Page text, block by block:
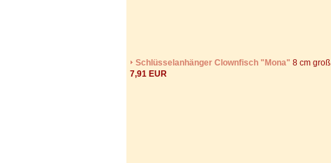
Schlüsselanhänger Clownfisch "Mona" 8 cm groß
7,91 EUR